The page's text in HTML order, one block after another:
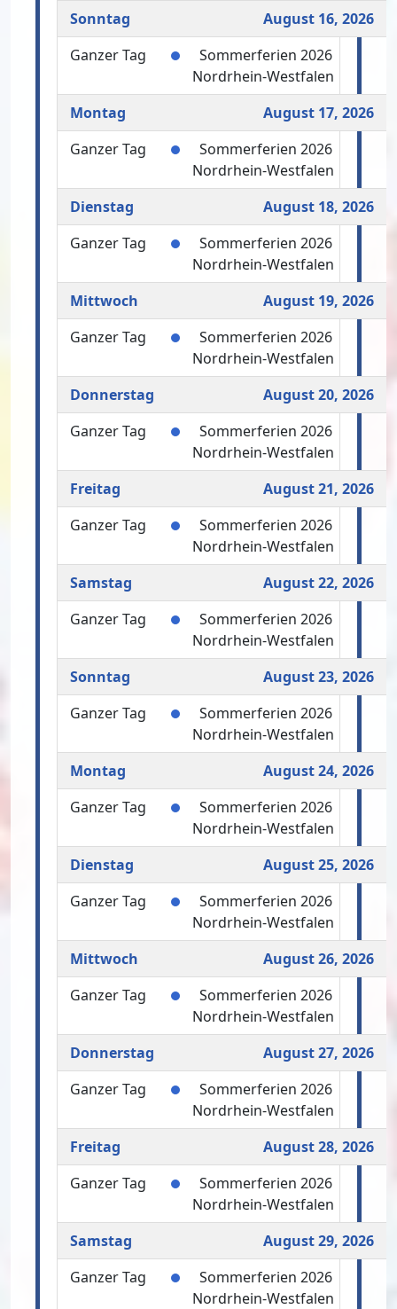
Sonntag
August 16, 2026
Ganzer Tag
Sommerferien 2026
Nordrhein-Westfalen
Montag
August 17, 2026
Ganzer Tag
Sommerferien 2026
Nordrhein-Westfalen
Dienstag
August 18, 2026
Ganzer Tag
Sommerferien 2026
Nordrhein-Westfalen
Mittwoch
August 19, 2026
Ganzer Tag
Sommerferien 2026
Nordrhein-Westfalen
Donnerstag
August 20, 2026
Ganzer Tag
Sommerferien 2026
Nordrhein-Westfalen
Freitag
August 21, 2026
Ganzer Tag
Sommerferien 2026
Nordrhein-Westfalen
Samstag
August 22, 2026
Ganzer Tag
Sommerferien 2026
Nordrhein-Westfalen
Sonntag
August 23, 2026
Ganzer Tag
Sommerferien 2026
Nordrhein-Westfalen
Montag
August 24, 2026
Ganzer Tag
Sommerferien 2026
Nordrhein-Westfalen
Dienstag
August 25, 2026
Ganzer Tag
Sommerferien 2026
Nordrhein-Westfalen
Mittwoch
August 26, 2026
Ganzer Tag
Sommerferien 2026
Nordrhein-Westfalen
Donnerstag
August 27, 2026
Ganzer Tag
Sommerferien 2026
Nordrhein-Westfalen
Freitag
August 28, 2026
Ganzer Tag
Sommerferien 2026
Nordrhein-Westfalen
Samstag
August 29, 2026
Ganzer Tag
Sommerferien 2026
Nordrhein-Westfalen